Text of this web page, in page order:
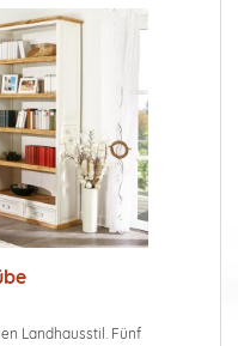
Landhausstil. Fünf